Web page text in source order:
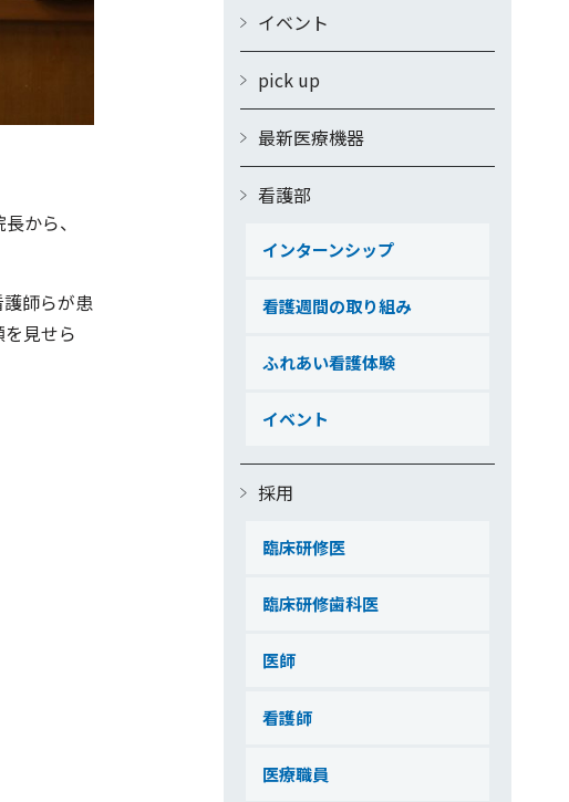
から、
師らが患
見せら
イベント
pick up
最新医療機器
看護部
インターンシップ
看護週間の取り組み
ふれあい看護体験
イベント
採用
臨床研修医
臨床研修歯科医
医師
看護師
医療職員